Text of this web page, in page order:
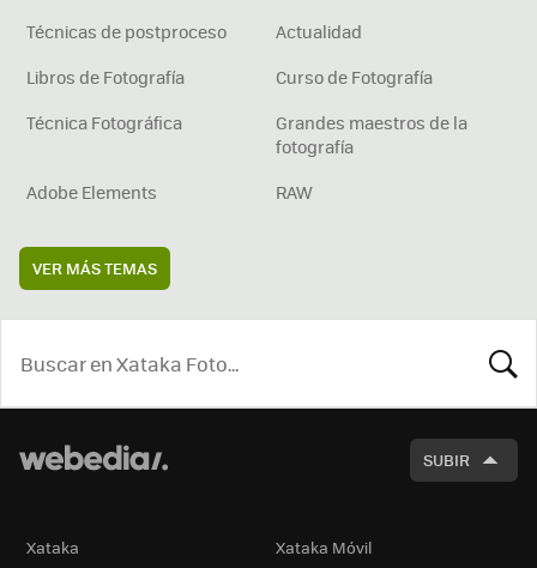
Técnicas de postproceso
Actualidad
Libros de Fotografía
Curso de Fotografía
Técnica Fotográfica
Grandes maestros de la
fotografía
Adobe Elements
RAW
VER MÁS TEMAS
SUBIR
Xataka Xataka Móvil